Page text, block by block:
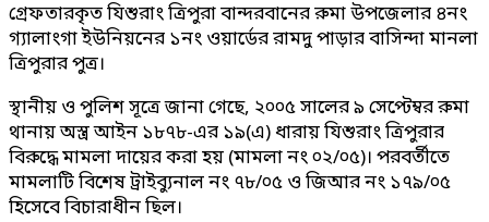
গ্রেফতারকৃত যিশুরাং ত্রিপুরা বান্দরবানের রুমা উপজেলার ৪নং
গ্যালাংগা ইউনিয়নের ১নং ওয়ার্ডের রামদু পাড়ার বাসিন্দা মানলা
ত্রিপুরার পুত্র।
স্থানীয় ও পুলিশ সূত্রে জানা গেছে, ২০০৫ সালের ৯ সেপ্টেম্বর রুমা
থানায় অস্ত্র আইন ১৮৭৮-এর ১৯(এ) ধারায় যিশুরাং ত্রিপুরার
বিরুদ্ধে মামলা দায়ের করা হয় (মামলা নং ০২/০৫)। পরবর্তীতে
মামলাটি বিশেষ ট্রাইব্যুনাল নং ৭৮/০৫ ও জিআর নং ১৭৯/০৫
হিসেবে বিচারাধীন ছিল।